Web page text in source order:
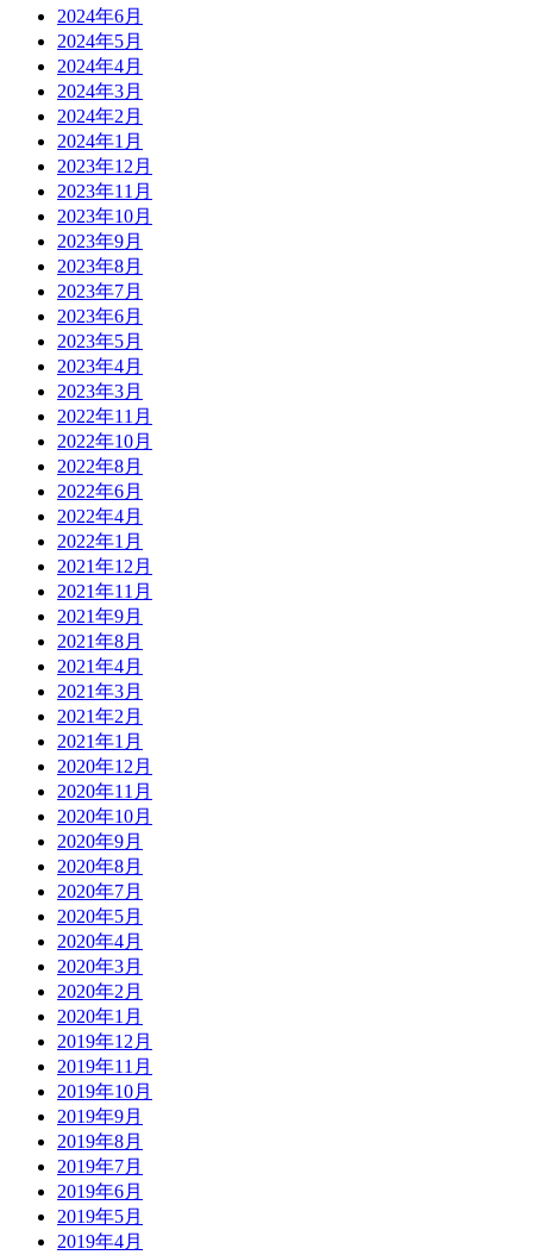
2024年6月
2024年5月
2024年4月
2024年3月
2024年2月
2024年1月
2023年12月
2023年11月
2023年10月
2023年9月
2023年8月
2023年7月
2023年6月
2023年5月
2023年4月
2023年3月
2022年11月
2022年10月
2022年8月
2022年6月
2022年4月
2022年1月
2021年12月
2021年11月
2021年9月
2021年8月
2021年4月
2021年3月
2021年2月
2021年1月
2020年12月
2020年11月
2020年10月
2020年9月
2020年8月
2020年7月
2020年5月
2020年4月
2020年3月
2020年2月
2020年1月
2019年12月
2019年11月
2019年10月
2019年9月
2019年8月
2019年7月
2019年6月
2019年5月
2019年4月